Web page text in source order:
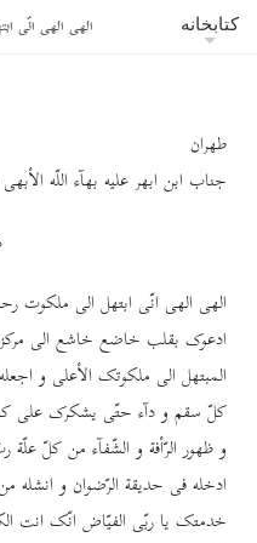
کتابخانه الهی الهی انّی
طهران
جناب ابن ابهر علیه بهآء اللّه
الهی الهی انّی ابتهل الی
ادعوک بقلب خاضع خاشع الی
المبتهل الی ملکوتک الأعلی و
کلّ سقم و دآء حتّی یشکرک علی
و ظهور الرّأفة و الشّفآء من کلّ
ادخله فی حدیقة الرّضوان و انشله
خدمتک یا ربّی الفیّاض انّک انت